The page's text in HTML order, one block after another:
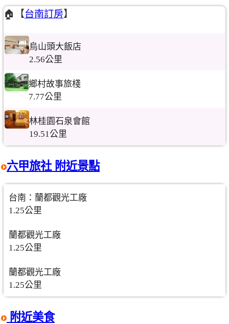
🏠【台南訂房】
烏山頭大飯店
2.56公里
鄉村故事旅棧
7.77公里
林桂園石泉會館
19.51公里
六甲旅社 附近景點
台南：蘭都觀光工廠
1.25公里
蘭都觀光工廠
1.25公里
蘭都觀光工廠
1.25公里
附近美食